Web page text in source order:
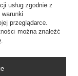
usług zgodnie z
przeglądarce.
można znaleźć
.